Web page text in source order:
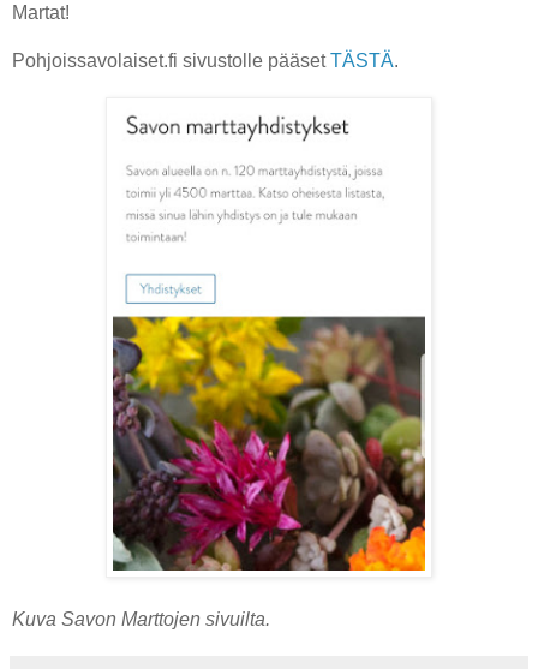
Martat!
Pohjoissavolaiset.fi sivustolle pääsetTÄSTÄ.
Kuva Savon Marttojen sivuilta.